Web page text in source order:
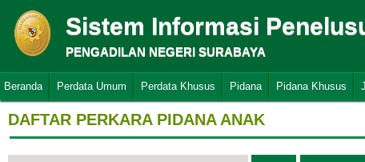
Sistem Informasi
PENGADILAN NEGERI SURABAYA
Beranda Perdata Umum Perdata Khusus Pidana Pidana Khusus
DAFTAR PERKARA PIDANA ANAK